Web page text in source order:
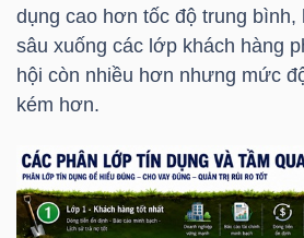
dụng cao hơn tốc độ trung bình,
sâu xuống các lớp khách hàng
hội còn nhiều hơn nhưng mức
kém hơn.
TRUY
XUẤT
LIỆU
Ngành